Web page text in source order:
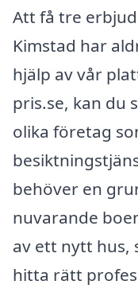
Att få tre
Kimstad har
hjälp av vår
pris.se, kan du
olika företag
behöver en
nuvarande
av ett nytt hus,
hitta rätt